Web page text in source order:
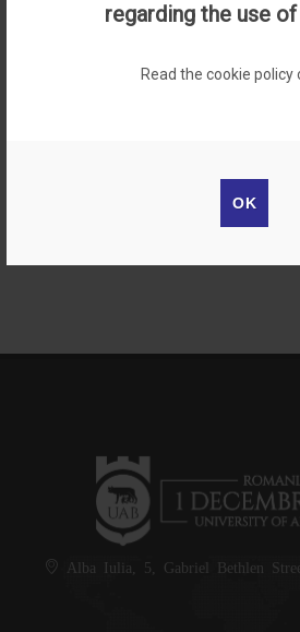
regarding the use
Read the cookie policy
OK
25 octombrie 2019, ora
Alba Iulia, 5, Gabriel Bethlen